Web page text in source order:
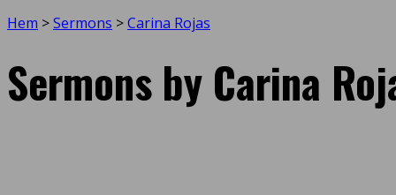
Hem >Sermons >Carina Rojas
Sermons by Carina